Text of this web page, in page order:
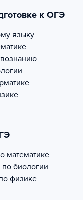
к ОГЭ
языку
математике
биологии
физике